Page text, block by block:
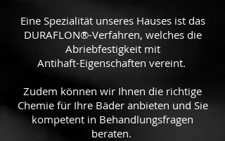
Eine Spezialität unseres Hauses ist das
DURAFLON®-Verfahren, welches die
Abriebfestigkeit mit
Antihaft-Eigenschaften vereint.
Zudem können wir Ihnen die richtige
Chemie für Ihre Bäder anbieten und Sie
kompetent in Behandlungsfragen
beraten.